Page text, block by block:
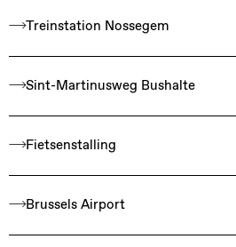
Treinstation Nossegem
Sint-Martinusweg Bushalte
Fietsenstalling
Brussels Airport